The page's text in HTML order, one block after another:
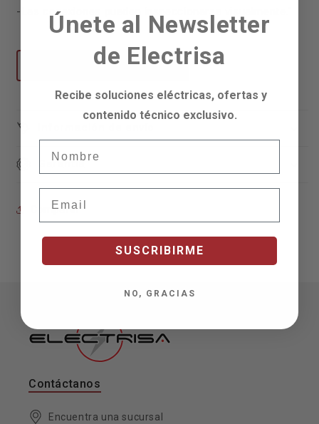
-Las conexiones pueden inspeccionarse visualmente."
Descargar Ficha Técnica
Garantía
Compartir
Contáctanos
Encuentra una sucursal
Únete al Newsletter
de Electrisa
Recibe soluciones eléctricas, ofertas y
contenido técnico exclusivo.
SUSCRIBIRME
NO, GRACIAS